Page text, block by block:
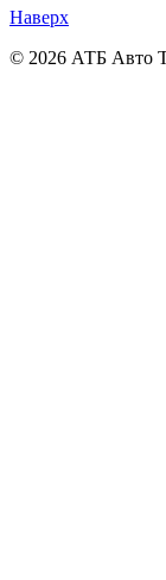
Наверх
© 2026 АТБ Авто